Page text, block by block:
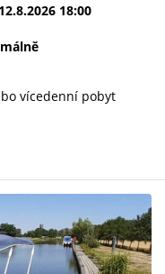
18:00
vícedenní pobyt